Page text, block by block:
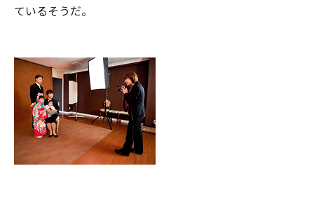
ているそうだ。